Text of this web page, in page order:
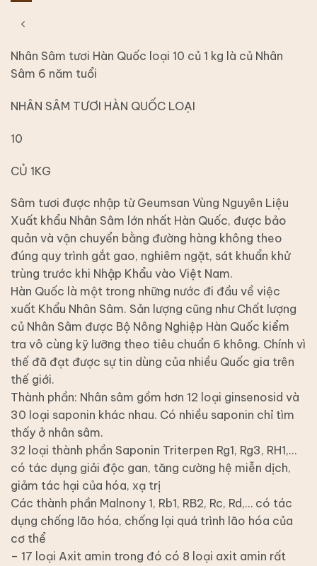
Nhân Sâm tươi Hàn Quốc loại 10 củ 1 kg là củ Nhân
Sâm 6 năm tuổi
NHÂN SÂM TƯƠI HÀN QUỐC LOẠI
10
CỦ 1KG
Sâm tươi được nhập từ Geumsan Vùng Nguyên Liệu
Xuất khẩu Nhân Sâm lớn nhất Hàn Quốc, được bảo
quản và vận chuyển bằng đường hàng không theo
đúng quy trình gắt gao, nghiêm ngặt, sát khuẩn khử
trùng trước khi Nhập Khẩu vào Việt Nam.
Hàn Quốc là một trong những nước đi đầu về việc
xuất Khẩu Nhân Sâm. Sản lượng cũng như Chất lượng
củ Nhân Sâm được Bộ Nông Nghiệp Hàn Quốc kiểm
tra vô cùng kỹ lưỡng theo tiêu chuẩn 6 không. Chính vì
thế đã đạt được sự tin dùng của nhiều Quốc gia trên
thế giới.
Thành phần: Nhân sâm gồm hơn 12 loại ginsenosid và
30 loại saponin khác nhau. Có nhiều saponin chỉ tìm
thấy ở nhân sâm.
32 loại thành phần Saponin Triterpen Rg1, Rg3, RH1,…
có tác dụng giải độc gan, tăng cường hệ miễn dịch,
giảm tác hại của hóa, xạ trị
Các thành phần Malnony 1, Rb1, RB2, Rc, Rd,… có tác
dụng chống lão hóa, chống lại quá trình lão hóa của
cơ thể
– 17 loại Axit amin trong đó có 8 loại axit amin rất